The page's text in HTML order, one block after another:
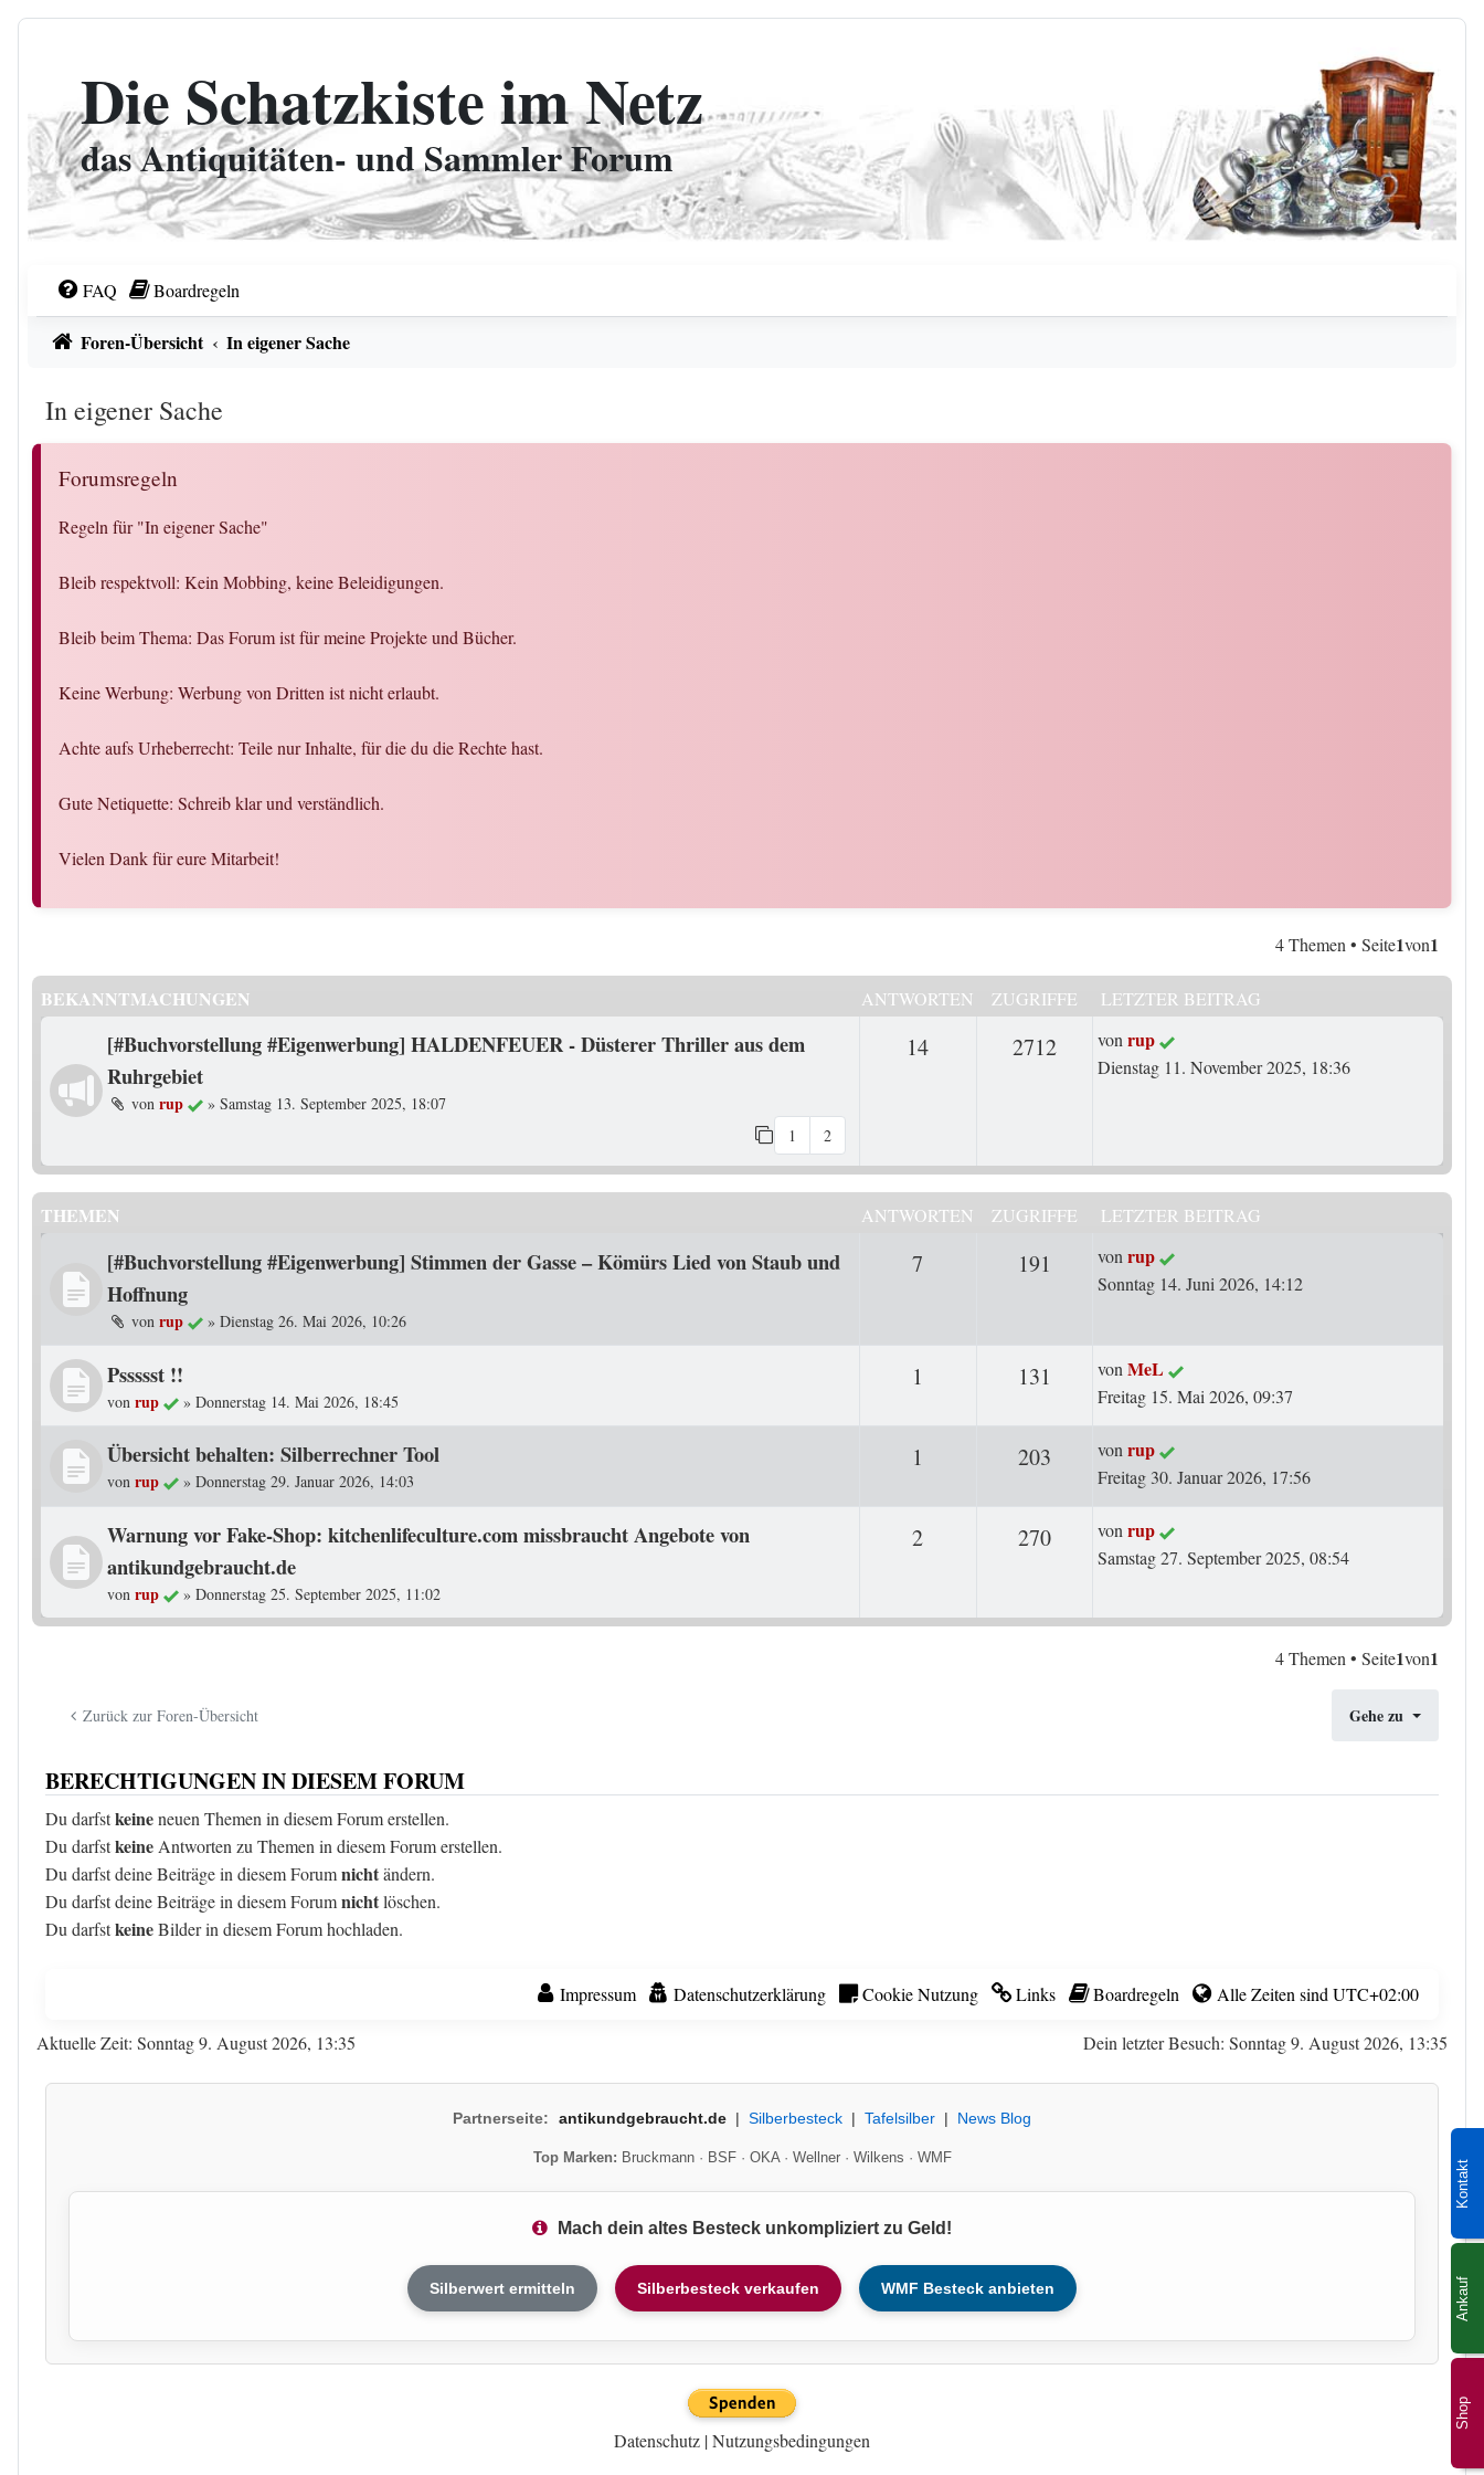
Shop
Kontakt
Ankauf
Zum Inhalt
Die Schatzkiste im Netz
das Antiquitäten- und Sammler Forum
FAQ Boardregeln
Foren-Übersicht In eigener Sache
In eigener Sache
Forumsregeln
Regeln für "In eigener Sache"
Bleib respektvoll: Kein Mobbing, keine Beleidigungen.
Bleib beim Thema: Das Forum ist für meine Projekte und Bücher.
Keine Werbung: Werbung von Dritten ist nicht erlaubt.
Achte aufs Urheberrecht: Teile nur Inhalte, für die du die Rechte hast.
Gute Netiquette: Schreib klar und verständlich.
Vielen Dank für eure Mitarbeit!
4 Themen • Seite1von1
BEKANNTMACHUNGEN ANTWORTEN ZUGRIFFE LETZTER BEITRAG
[#Buchvorstellung #Eigenwerbung] HALDENFEUER - Düsterer Thriller aus dem
Ruhrgebiet
von rup » Samstag 13. September 2025, 18:07
1
2
14Antworten2712ZugriffeLetzter Beitrag
vonrup
Dienstag 11. November 2025, 18:36
THEMEN ANTWORTEN ZUGRIFFE LETZTER BEITRAG
[#Buchvorstellung #Eigenwerbung] Stimmen der Gasse – Kömürs Lied von Staub und
Hoffnung
von rup » Dienstag 26. Mai 2026, 10:26
7 191 ZugriffeLetzter Beitrag
vonrup
Sonntag 14. Juni 2026, 14:12
Pssssst !!
von rup » Donnerstag 14. Mai 2026, 18:45
1 131 ZugriffeLetzter Beitrag
vonMeL
Freitag 15. Mai 2026, 09:37
Übersicht behalten: Silberrechner Tool
von rup » Donnerstag 29. Januar 2026, 14:03
1 203 ZugriffeLetzter Beitrag
vonrup
Freitag 30. Januar 2026, 17:56
Warnung vor Fake-Shop: kitchenlifeculture.com missbraucht Angebote von
antikundgebraucht.de
von rup » Donnerstag 25. September 2025, 11:02
2Antworten 270ZugriffeLetzter Beitrag
vonrup
Samstag 27. September 2025, 08:54
4 Themen • Seite1von1
Zurück zur Foren-Übersicht Gehe zu
BERECHTIGUNGEN IN DIESEM FORUM
Du darfstkeineneuen Themen in diesem Forum erstellen.
Du darfstkeine Antworten zu Themen in diesem Forum erstellen.
Du darfst deine Beiträge in diesem Forumnichtändern.
Du darfst deine Beiträge in diesem Forumnichtlöschen.
Du darfstkeineBilder in diesem Forum hochladen.
Impressum Datenschutzerklärung Cookie Nutzung Links Boardregeln Alle Zeiten sindUTC+02:00
Dein letzter Besuch: Sonntag 9. August 2026, 13:35
Aktuelle Zeit: Sonntag 9. August 2026, 13:35
Partnerseite: antikundgebraucht.de | Silberbesteck | Tafelsilber | News Blog
Top Marken: Bruckmann· BSF· OKA· Wellner· Wilkens · WMF
Mach dein altes Besteck unkompliziert zu Geld!
Silberwert ermitteln Silberbesteck verkaufen WMF Besteck anbieten
Datenschutz |Nutzungsbedingungen